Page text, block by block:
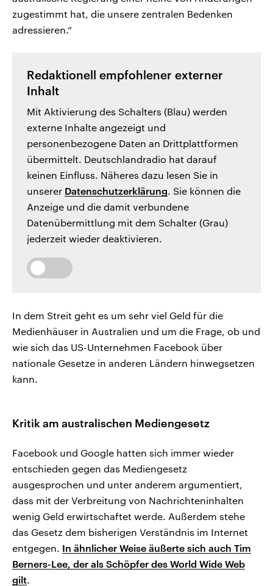
zugestimmt hat, die unsere zentralen Bedenken
adressieren.“
Redaktionell empfohlener externer
Inhalt
Mit Aktivierung des Schalters (Blau) werden
externe Inhalte angezeigt und
personenbezogene Daten an Drittplattformen
übermittelt. Deutschlandradio hat darauf
keinen Einfluss. Näheres dazu lesen Sie in
unserer Datenschutzerklärung. Sie können die
Anzeige und die damit verbundene
Datenübermittlung mit dem Schalter (Grau)
jederzeit wieder deaktivieren.
In dem Streit geht es um sehr viel Geld für die
Medienhäuser in Australien und um die Frage, ob und
wie sich das US-Unternehmen Facebook über
nationale Gesetze in anderen Ländern hinwegsetzen
kann.
Kritik am australischen Mediengesetz
Facebook und Google hatten sich immer wieder
entschieden gegen das Mediengesetz
ausgesprochen und unter anderem argumentiert,
dass mit der Verbreitung von Nachrichteninhalten
wenig Geld erwirtschaftet werde. Außerdem stehe
das Gesetz dem bisherigen Verständnis im Internet
entgegen. In ähnlicher Weise äußerte sich auch Tim
Berners-Lee, der als Schöpfer des World Wide Web
gilt.